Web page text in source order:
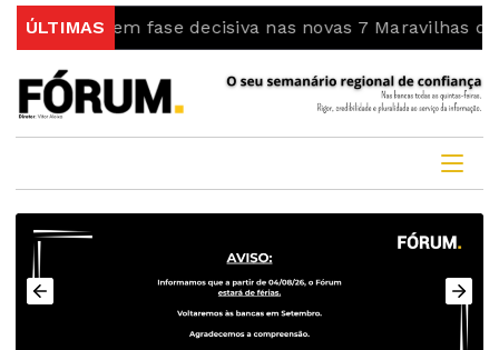
ÚLTIMAS
em fase decisiva nas novas 7 Maravilhas de Portugal